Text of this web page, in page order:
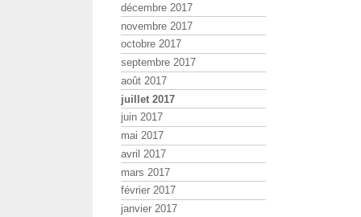
décembre 2017
novembre 2017
octobre 2017
septembre 2017
août 2017
juillet 2017
juin 2017
mai 2017
avril 2017
mars 2017
février 2017
janvier 2017